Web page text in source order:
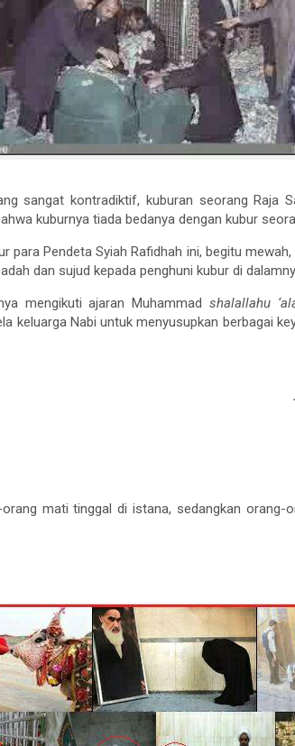
sangat kontradiktif, kuburan seorang Raja
kuburnya tiada bedanya dengan kubur
para Pendeta Syiah Rafidhah ini, begitu
dan sujud kepada penghuni kubur di
mengikuti ajaran Muhammadshalallahu
keluarga Nabi untuk menyusupkan berbagai
mati tinggal di istana, sedangkan orang-